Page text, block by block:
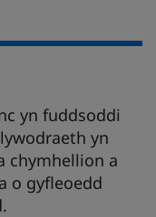
yn fuddsoddi
yn
chymhellion a
o gyfleoedd